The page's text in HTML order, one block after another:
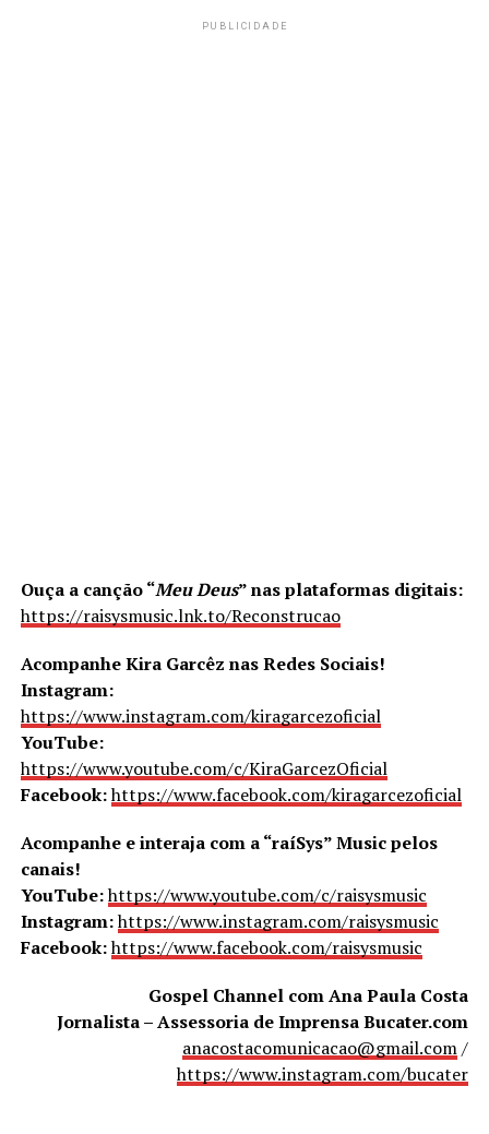
PUBLICIDADE
Ouça a canção “Meu Deus” nas plataformas digitais:
https://raisysmusic.lnk.to/Reconstrucao
Acompanhe Kira Garcêz nas Redes Sociais!
Instagram:
https://www.instagram.com/kiragarcezoficial
YouTube:
https://www.youtube.com/c/KiraGarcezOficial
Facebook:https://www.facebook.com/kiragarcezoficial
Acompanhe e interaja com a “raíSys” Music pelos
canais!
YouTube:https://www.youtube.com/c/raisysmusic
Instagram:https://www.instagram.com/raisysmusic
Facebook:https://www.facebook.com/raisysmusic
Gospel Channel com Ana Paula Costa
Jornalista – Assessoria de Imprensa Bucater.com
anacostacomunicacao@gmail.com/
https://www.instagram.com/bucater